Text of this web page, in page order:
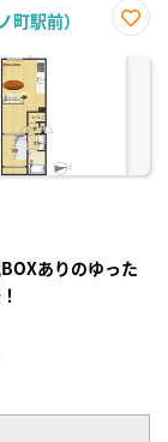
駅前）
に入
ありのゆった